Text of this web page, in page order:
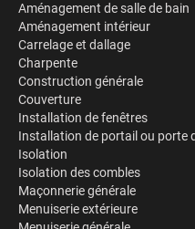
Aménagement de salle de bain
Aménagement intérieur
Carrelage et dallage
Charpente
Construction générale
Couverture
Installation de fenêtres
Installation de portail ou porte
Isolation
Isolation des combles
Maçonnerie générale
Menuiserie extérieure